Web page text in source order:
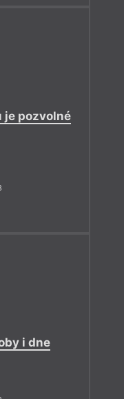
je pozvolné
i dne